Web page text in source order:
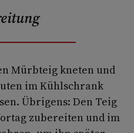
Mürbteig kneten und
im Kühlschrank
Übrigens: Den Teig
zubereiten und im